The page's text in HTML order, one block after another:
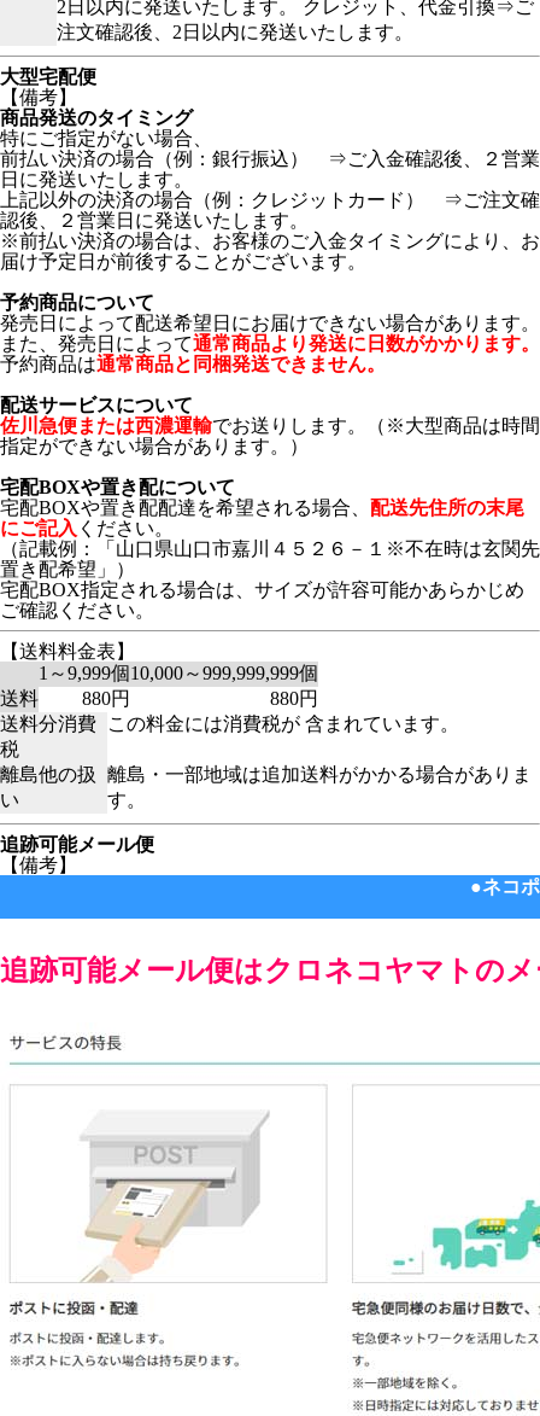
2日以内に発送いたします。 クレジット、代金引換⇒ご
注文確認後、2日以内に発送いたします。
大型宅配便
【備考】
商品発送のタイミング
特にご指定がない場合、
前払い決済の場合（例：銀行振込） ⇒ご入金確認後、２営業
日に発送いたします。
上記以外の決済の場合（例：クレジットカード） ⇒ご注文確
認後、２営業日に発送いたします。
※前払い決済の場合は、お客様のご入金タイミングにより、お
届け予定日が前後することがございます。
予約商品について
発売日によって配送希望日にお届けできない場合があります。
また、発売日によって通常商品より発送に日数がかかります。
予約商品は通常商品と同梱発送できません。
配送サービスについて
佐川急便または西濃運輸でお送りします。（※大型商品は時間
指定ができない場合があります。）
宅配BOXや置き配について
宅配BOXや置き配配達を希望される場合、 配送先住所の末尾
にご記入 ください。
（記載例：「山口県山口市嘉川４５２６－１※不在時は玄関先
置き配希望」）
宅配BOX指定される場合は、サイズが許容可能かあらかじめ
ご確認ください。
【送料料金表】
1～9,999個10,000～999,999,999個
送料
880円
880円
送料分消費
税
この料金には消費税が 含まれています。
離島他の扱
い
離島・一部地域は追加送料がかかる場合がありま
す。
追跡可能メール便
【備考】
●ネコ
追跡可能メール便はクロネコヤマトの